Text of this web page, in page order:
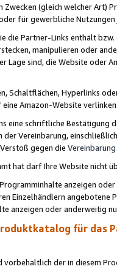
(gleich welcher Art)
für gewerbliche
die Partner-Links enthält
manipulieren oder
Lage sind, die Website oder
Schaltflächen, Hyperlinks
Amazon-Website
eine schriftliche
Vereinbarung,
gegen die Vereinbarung
hat darf Ihre Website nicht
anzeigen
Einzelhändlern
anzeigen oder anderweitig
für das
vorbehaltlich der in diesem